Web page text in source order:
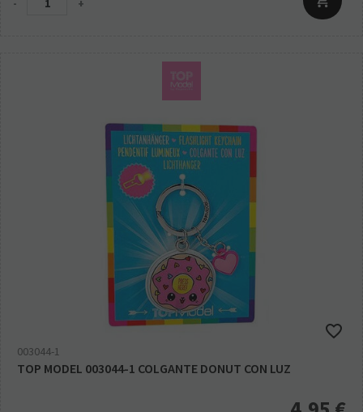
- +
003044-1
TOP MODEL 003044-1 COLGANTE DONUT CON LUZ